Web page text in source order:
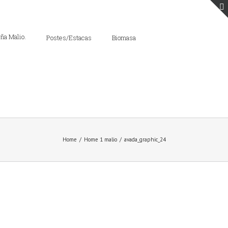
Postes/Estacas Biomasa
Home / Home 1 malio / avada_graphic_24